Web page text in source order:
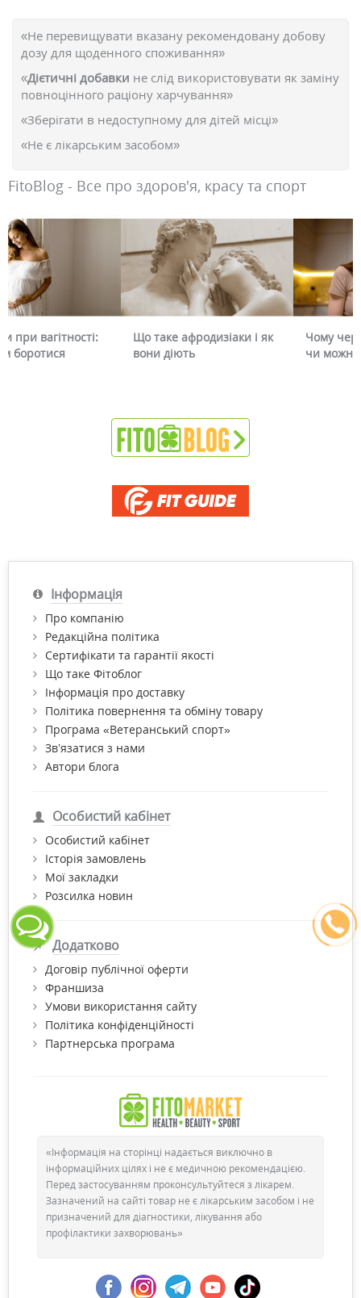
«Не перевищувати вказану рекомендовану добову
дозу для щоденного споживання»
«Дієтичні добавки не слід використовувати як заміну
повноцінного раціону харчування»
«Зберігати в недоступному для дітей місці»
«Не є лікарським засобом»
FitoBlog - Все про здоров'я, красу та спорт
Що таке афродизіаки і як
вони діють
Чому червоніє обличчя і
чи можна це прибрати
Інформація
Про компанію
Редакційна політика
Сертифікати та гарантії якості
Що таке Фітоблог
Інформація про доставку
Політика повернення та обміну товару
Програма «Ветеранський спорт»
Зв’язатися з нами
Автори блога
Особистий кабінет
Особистий кабінет
Історія замовлень
Мої закладки
Розсилка новин
Додатково
Договір публічної оферти
Франшиза
Умови використання сайту
Політика конфіденційності
Партнерська програма
«Інформація на сторінці надається виключно в
інформаційних цілях і не є медичною рекомендацією.
Перед застосуванням проконсультуйтеся з лікарем.
Зазначений на сайті товар не є лікарським засобом і не
призначений для діагностики, лікування або
профілактики захворювань»